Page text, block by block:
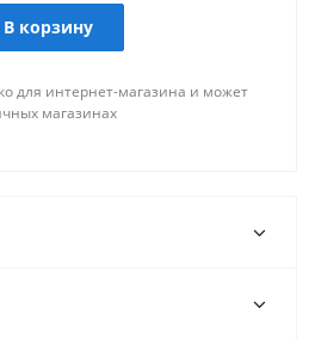
В корзину
для интернет-магазина и может
магазинах